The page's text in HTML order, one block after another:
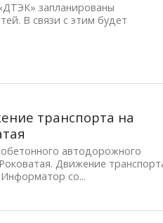
запланированы
В связи с этим будет
транспорта на
автодорожного
Движение
со...